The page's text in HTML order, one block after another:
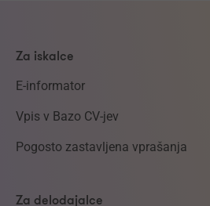
Za iskalce
E-informator
Vpis v Bazo CV-jev
Pogosto zastavljena vprašanja
Za delodajalce